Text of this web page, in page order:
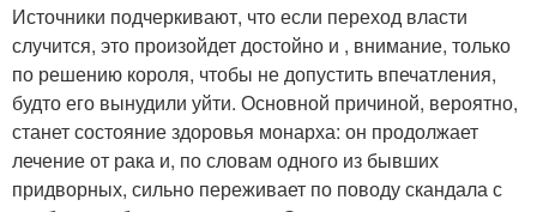
Источники подчеркивают, что если переход власти
случится, это произойдет достойно и , внимание, только
по решению короля, чтобы не допустить впечатления,
будто его вынудили уйти. Основной причиной, вероятно,
станет состояние здоровья монарха: он продолжает
лечение от рака и, по словам одного из бывших
придворных, сильно переживает по поводу скандала с